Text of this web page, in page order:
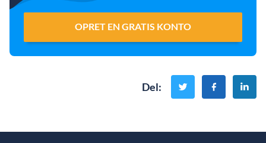
OPRET EN GRATIS KONTO
Del: